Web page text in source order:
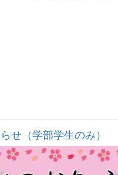
せ（学部学生のみ）